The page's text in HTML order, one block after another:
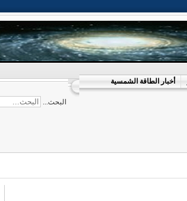
أخبار الطاقة الشمسية
البحث...